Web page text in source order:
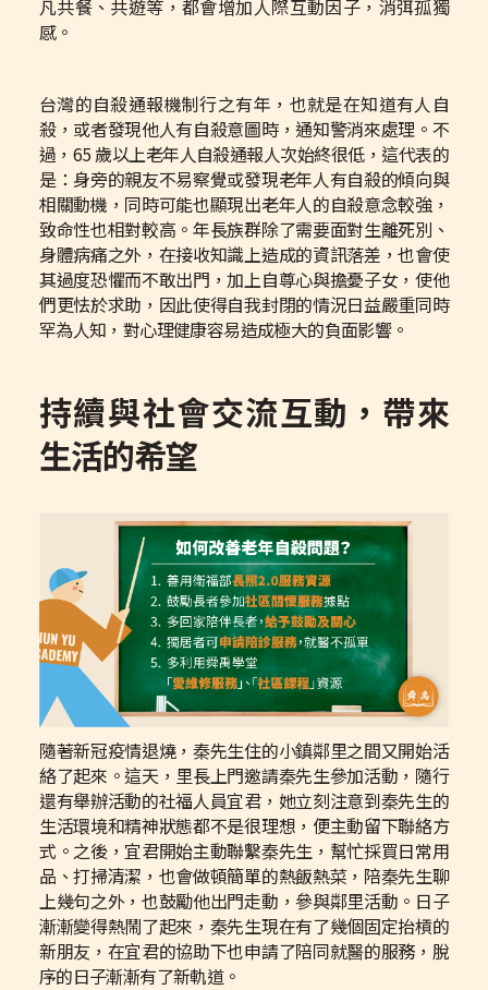
凡共餐、共遊等，都會增加人際互動因子，消弭孤獨
感。
台灣的自殺通報機制行之有年，也就是在知道有人自
殺，或者發現他人有自殺意圖時，通知警消來處理。不
過，65 歲以上老年人自殺通報人次始終很低，這代表的
是：身旁的親友不易察覺或發現老年人有自殺的傾向與
相關動機，同時可能也顯現出老年人的自殺意念較強，
致命性也相對較高。年長族群除了需要面對生離死別、
身體病痛之外，在接收知識上造成的資訊落差，也會使
其過度恐懼而不敢出門，加上自尊心與擔憂子女，使他
們更怯於求助，因此使得自我封閉的情況日益嚴重同時
罕為人知，對心理健康容易造成極大的負面影響。
持續與社會交流互動，帶來
生活的希望
隨著新冠疫情退燒，秦先生住的小鎮鄰里之間又開始活
絡了起來。這天，里長上門邀請秦先生參加活動，隨行
還有舉辦活動的社福人員宜君，她立刻注意到秦先生的
生活環境和精神狀態都不是很理想，便主動留下聯絡方
式。之後，宜君開始主動聯繫秦先生，幫忙採買日常用
品、打掃清潔，也會做頓簡單的熱飯熱菜，陪秦先生聊
上幾句之外，也鼓勵他出門走動，參與鄰里活動。日子
漸漸變得熱鬧了起來，秦先生現在有了幾個固定抬槓的
新朋友，在宜君的協助下也申請了陪同就醫的服務，脫
序的日子漸漸有了新軌道。